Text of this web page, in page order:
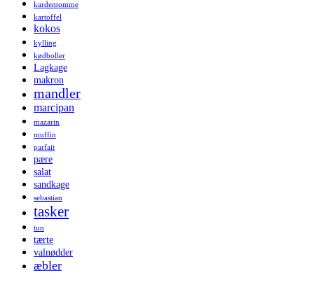
kardemomme
kartoffel
kokos
kylling
kødboller
Lagkage
makron
mandler
marcipan
mazarin
muffin
parfait
pære
salat
sandkage
sebastian
tasker
tun
tærte
valnødder
æbler